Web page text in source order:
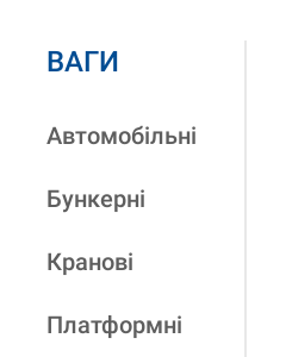
ВАГИ
Автомобільні
Бункерні
Кранові
Платформні